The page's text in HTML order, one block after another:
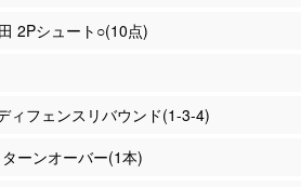
2Pシュート○(10点)
ィフェンスリバウンド(1-3-4)
ーンオーバー(1本)